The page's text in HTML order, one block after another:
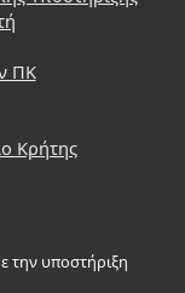
ΠΚ
Κρήτης
υποστήριξη